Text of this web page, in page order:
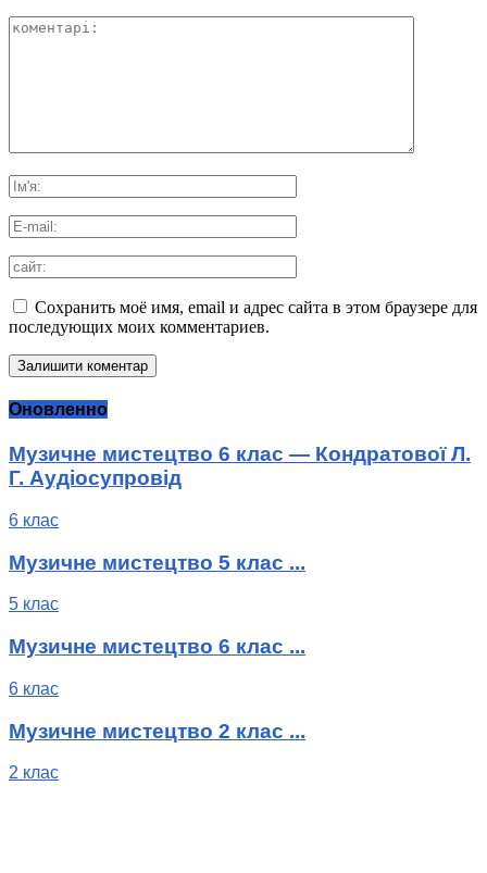
Сохранить моё имя, email и адрес сайта в этом браузере для
последующих моих комментариев.
Оновленно
Музичне мистецтво 6 клас — Кондратової Л.
Г. Аудіосупровід
6 клас
Музичне мистецтво 5 клас ...
5 клас
Музичне мистецтво 6 клас ...
6 клас
Музичне мистецтво 2 клас ...
2 клас